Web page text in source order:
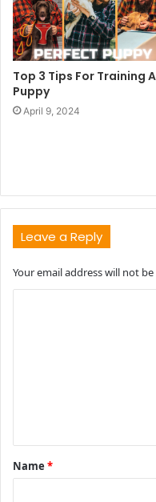
Top 3 Tips For Training A
Puppy
April 9, 2024
Leave a Reply
Your email address will not
t
*
Name *